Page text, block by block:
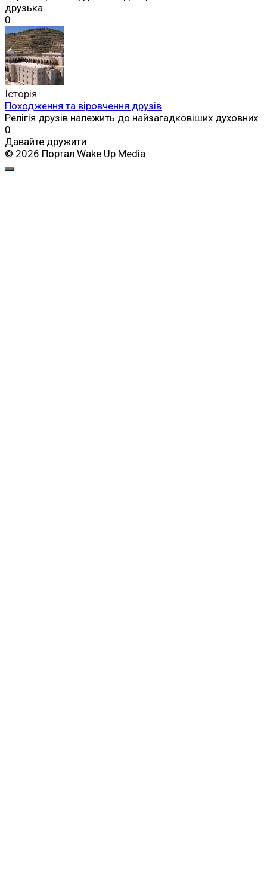
друзька
0
Історія
Походження та віровчення друзів
Релігія друзів належить до найзагадковіших духовних
0
Давайте дружити
© 2026 Портал Wake Up Media